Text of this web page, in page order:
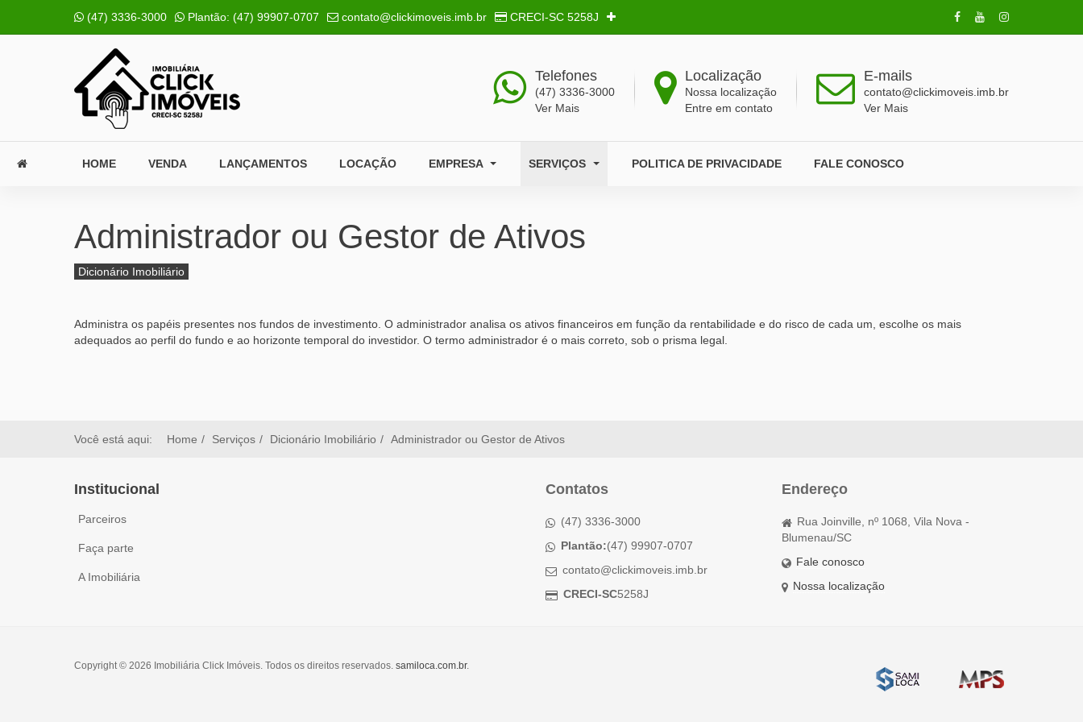
(47) 3336-3000 Plantão: (47) 99907-0707 contato@clickimoveis.imb.br CRECI-SC 5258J
Telefones
(47) 3336-3000
Ver Mais
Localização
Nossa localização
Entre em contato
E-mails
contato@clickimoveis.imb.br
Ver Mais
HOME VENDA LANÇAMENTOS LOCAÇÃO EMPRESA SERVIÇOS POLITICA DE PRIVACIDADE FALE CONOSCO
Administrador ou Gestor de Ativos
Dicionário Imobiliário
Administra os papéis presentes nos fundos de investimento. O administrador analisa os ativos financeiros em função da rentabilidade e do risco de cada um, escolhe os mais
adequados ao perfil do fundo e ao horizonte temporal do investidor. O termo administrador é o mais correto, sob o prisma legal.
Você está aqui: Home Serviços Dicionário Imobiliário Administrador ou Gestor de Ativos
Institucional
Parceiros
Faça parte
A Imobiliária
Contatos
(47) 3336-3000
Plantão:(47) 99907-0707
contato@clickimoveis.imb.br
CRECI-SC5258J
Endereço
Rua Joinville, nº 1068, Vila Nova -
Blumenau/SC
Fale conosco
Nossa localização
Copyright © 2026 Imobiliária Click Imóveis. Todos os direitos reservados. samiloca.com.br.